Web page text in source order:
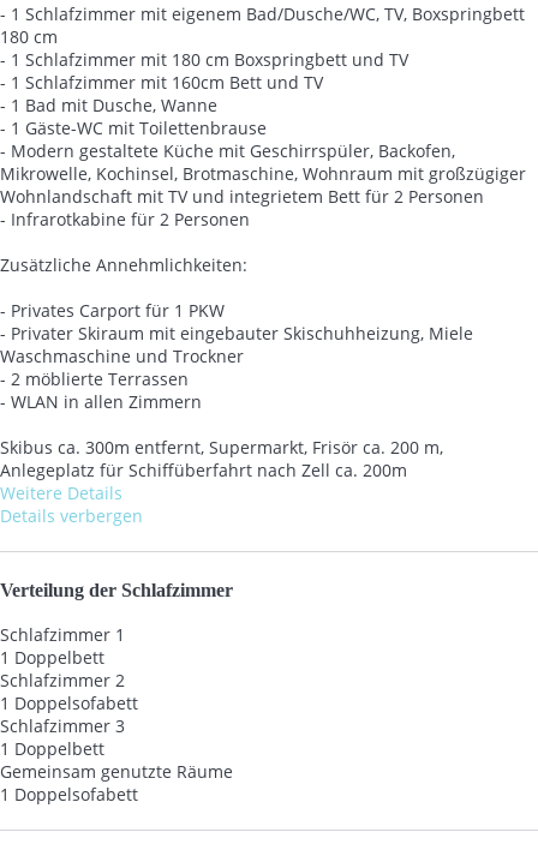
- 1 Schlafzimmer mit eigenem Bad/Dusche/WC, TV, Boxspringbett
180 cm
- 1 Schlafzimmer mit 180 cm Boxspringbett und TV
- 1 Schlafzimmer mit 160cm Bett und TV
- 1 Bad mit Dusche, Wanne
- 1 Gäste-WC mit Toilettenbrause
- Modern gestaltete Küche mit Geschirrspüler, Backofen,
Mikrowelle, Kochinsel, Brotmaschine, Wohnraum mit großzügiger
Wohnlandschaft mit TV und integrietem Bett für 2 Personen
- Infrarotkabine für 2 Personen
Zusätzliche Annehmlichkeiten:
- Privates Carport für 1 PKW
- Privater Skiraum mit eingebauter Skischuhheizung, Miele
Waschmaschine und Trockner
- 2 möblierte Terrassen
- WLAN in allen Zimmern
Skibus ca. 300m entfernt, Supermarkt, Frisör ca. 200 m,
Anlegeplatz für Schiffüberfahrt nach Zell ca. 200m
Weitere Details
Details verbergen
Verteilung der Schlafzimmer
Schlafzimmer 1
1 Doppelbett
Schlafzimmer 2
1 Doppelsofabett
Schlafzimmer 3
1 Doppelbett
Gemeinsam genutzte Räume
1 Doppelsofabett